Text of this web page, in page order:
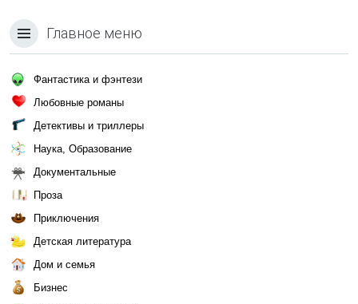
Главное меню
Фантастика и фэнтези
Любовные романы
Детективы и триллеры
Наука, Образование
Документальные
Проза
Приключения
Детская литература
Дом и семья
Бизнес